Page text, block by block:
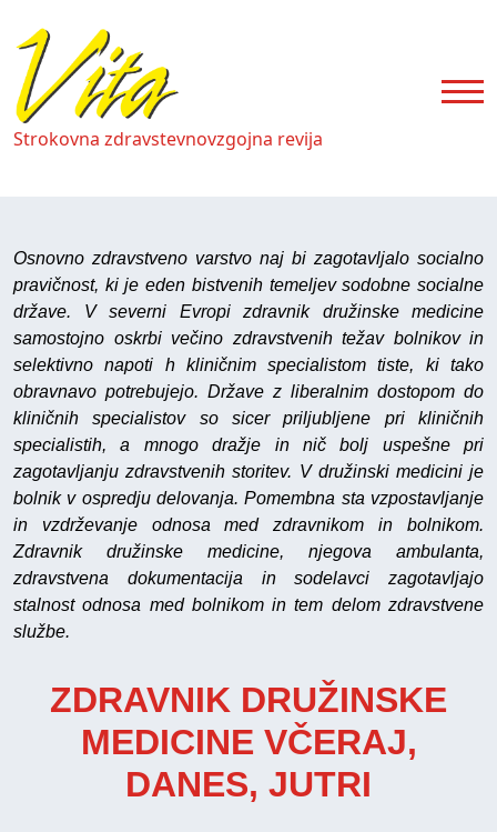
Strokovna zdravstevnovzgojna revija
Osnovno zdravstveno varstvo naj bi zagotavljalo socialno
pravičnost, ki je eden bistvenih temeljev sodobne socialne
države. V severni Evropi zdravnik družinske medicine
samostojno oskrbi večino zdravstvenih težav bolnikov in
selektivno napoti h kliničnim specialistom tiste, ki tako
obravnavo potrebujejo. Države z liberalnim dostopom do
kliničnih specialistov so sicer priljubljene pri kliničnih
specialistih, a mnogo dražje in nič bolj uspešne pri
zagotavljanju zdravstvenih storitev. V družinski medicini je
bolnik v ospredju delovanja. Pomembna sta vzpostavljanje
in vzdrževanje odnosa med zdravnikom in bolnikom.
Zdravnik družinske medicine, njegova ambulanta,
zdravstvena dokumentacija in sodelavci zagotavljajo
stalnost odnosa med bolnikom in tem delom zdravstvene
službe.
ZDRAVNIK DRUŽINSKE
MEDICINE VČERAJ,
DANES, JUTRI